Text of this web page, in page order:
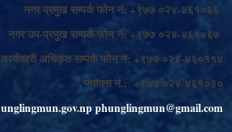
नगर प्रमुख सम्पर्क फोन नं: +९७७ ०२४-४६१०६६
नगर उप-प्रमुख सम्पर्क फोन नं: +९७७ ०२४-४६१०६७
कार्यकारी अधिकृत सम्पर्क फोन नं: +९७७ ०२४-४६०११४
फ्याक्स नं.: +९७७ ०२४-४६१०३०
phunglingmun@gmail.com